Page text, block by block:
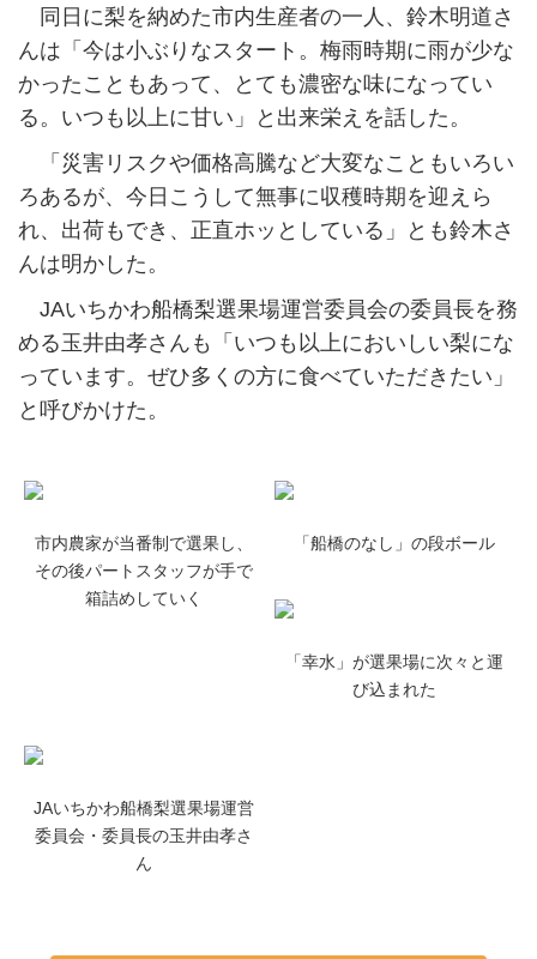
同日に梨を納めた市内生産者の一人、鈴木明道さ
んは「今は小ぶりなスタート。梅雨時期に雨が少な
かったこともあって、とても濃密な味になってい
る。いつも以上に甘い」と出来栄えを話した。
「災害リスクや価格高騰など大変なこともいろい
ろあるが、今日こうして無事に収穫時期を迎えら
れ、出荷もでき、正直ホッとしている」とも鈴木さ
んは明かした。
JAいちかわ船橋梨選果場運営委員会の委員長を務
める玉井由孝さんも「いつも以上においしい梨にな
っています。ぜひ多くの方に食べていただきたい」
と呼びかけた。
市内農家が当番制で選果し、
その後パートスタッフが手で
箱詰めしていく
「船橋のなし」の段ボール
「幸水」が選果場に次々と運
び込まれた
JAいちかわ船橋梨選果場運営
委員会・委員長の玉井由孝さ
ん